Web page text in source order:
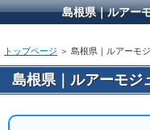
島根県｜ルアー
トップページ ＞ 島根県｜ルアーモ
島根県｜ルアーモジ